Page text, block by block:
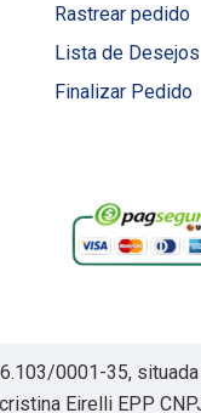
Rastrear pedido
Lista de Desejos
Finalizar Pedido
0001-35,
Eirelli EPP